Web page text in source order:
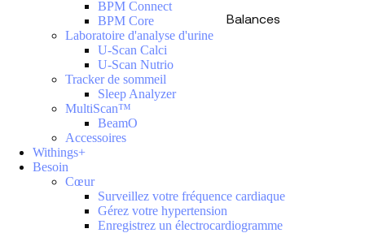
Balances
BPM Connect
BPM Core
Laboratoire d'analyse d'urine
U-Scan Calci
U-Scan Nutrio
Tracker de sommeil
Sleep Analyzer
MultiScan™
BeamO
Accessoires
Withings+
Besoin
Cœur
Surveillez votre fréquence cardiaque
Gérez votre hypertension
Enregistrez un électrocardiogramme